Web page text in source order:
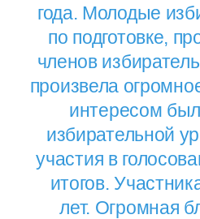
года. Молодые
по подготовке,
членов
произвела
интересом
избирательной
участия в
итогов.
лет. Огромная